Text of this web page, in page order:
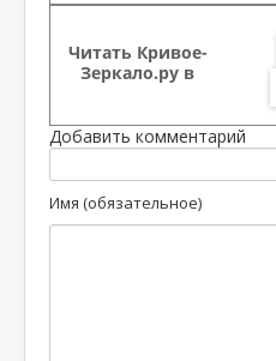
Читать Кривое-
Зеркало.ру в
Добавить комментарий
Имя (обязательное)